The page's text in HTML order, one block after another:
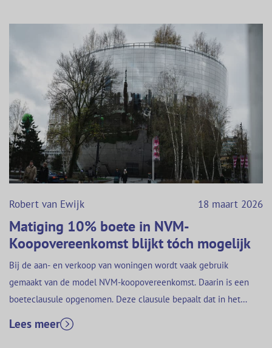
Robert van Ewijk 18 maart 2026
Matiging 10% boete in NVM-
Koopovereenkomst blijkt tóch mogelijk
Bij de aan- en verkoop van woningen wordt vaak gebruik
gemaakt van de model NVM-koopovereenkomst. Daarin is een
boeteclausule opgenomen. Deze clausule bepaalt dat in het
geval een van de partijen zijn verplichtingen uit de
overeenkomst niet nakomt, er een boete van 10% van de
Lees meer